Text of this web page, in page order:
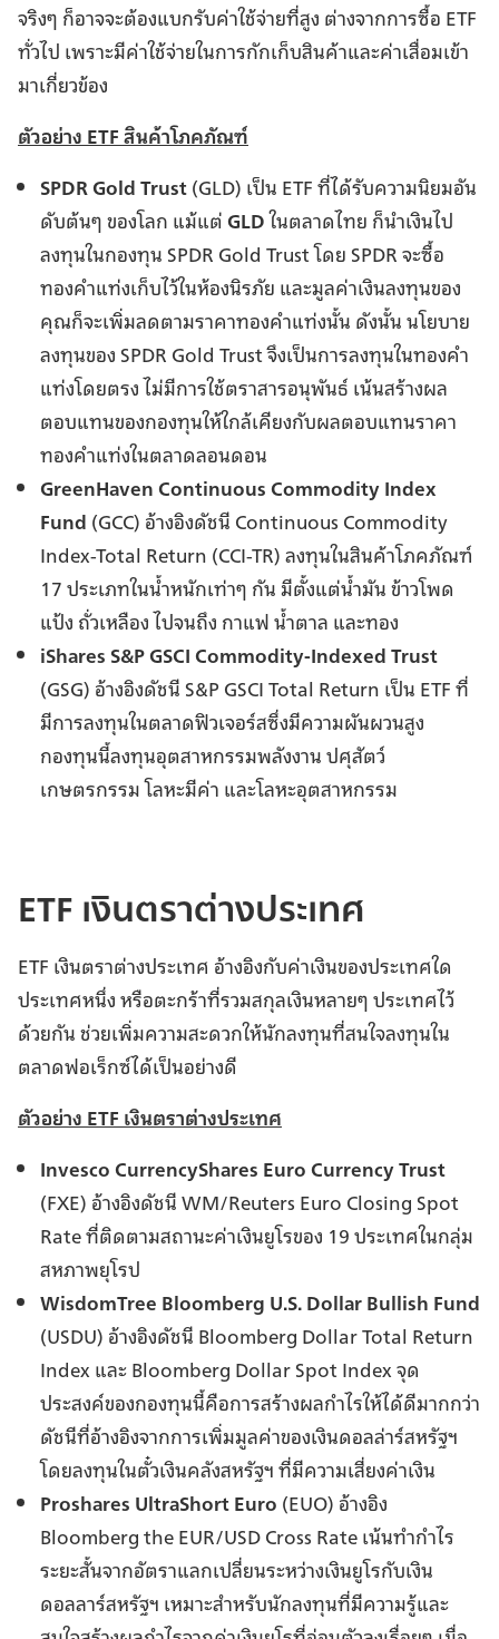
จริงๆ ก็อาจจะต้องแบกรับค่าใช้จ่ายที่สูง ต่างจากการซื้อ ETF
ทั่วไป เพราะมีค่าใช้จ่ายในการกักเก็บสินค้าและค่าเสื่อมเข้า
มาเกี่ยวข้อง
ตัวอย่าง ETF สินค้าโภคภัณฑ์
SPDR Gold Trust(GLD) เป็น ETF ที่ได้รับความนิยมอัน
ดับต้นๆ ของโลก แม้แต่GLDในตลาดไทย ก็นำเงินไป
ลงทุนในกองทุน SPDR Gold Trust โดย SPDR จะซื้อ
ทองคำแท่งเก็บไว้ในห้องนิรภัย และมูลค่าเงินลงทุนของ
คุณก็จะเพิ่มลดตามราคาทองคำแท่งนั้น ดังนั้น นโยบาย
ลงทุนของ SPDR Gold Trust จึงเป็นการลงทุนในทองคำ
แท่งโดยตรง ไม่มีการใช้ตราสารอนุพันธ์ เน้นสร้างผล
ตอบแทนของกองทุนให้ใกล้เคียงกับผลตอบแทนราคา
ทองคำแท่งในตลาดลอนดอน
GreenHaven Continuous Commodity Index
Fund (GCC) อ้างอิงดัชนี Continuous Commodity
Index-Total Return (CCI-TR) ลงทุนในสินค้าโภคภัณฑ์
17 ประเภทในน้ำหนักเท่าๆ กัน มีตั้งแต่น้ำมัน ข้าวโพด
แป้ง ถั่วเหลือง ไปจนถึง กาแฟ น้ำตาล และทอง
iShares S&P GSCI Commodity-Indexed Trust
(GSG) อ้างอิงดัชนี S&P GSCI Total Return เป็น ETF ที่
มีการลงทุนในตลาดฟิวเจอร์สซึ่งมีความผันผวนสูง
กองทุนนี้ลงทุนอุตสาหกรรมพลังงาน ปศุสัตว์
เกษตรกรรม โลหะมีค่า และโลหะอุตสาหกรรม
ETF เงินตราต่างประเทศ
ETF เงินตราต่างประเทศ อ้างอิงกับค่าเงินของประเทศใด
ประเทศหนึ่ง หรือตะกร้าที่รวมสกุลเงินหลายๆ ประเทศไว้
ด้วยกัน ช่วยเพิ่มความสะดวกให้นักลงทุนที่สนใจลงทุนใน
ตลาดฟอเร็กซ์ได้เป็นอย่างดี
ตัวอย่าง ETF เงินตราต่างประเทศ
Invesco CurrencyShares Euro Currency Trust
(FXE) อ้างอิงดัชนี WM/Reuters Euro Closing Spot
Rate ที่ติดตามสถานะค่าเงินยูโรของ 19 ประเทศในกลุ่ม
สหภาพยุโรป
WisdomTree Bloomberg U.S. Dollar Bullish Fund
(USDU) อ้างอิงดัชนี Bloomberg Dollar Total Return
Index และ Bloomberg Dollar Spot Index จุด
ประสงค์ของกองทุนนี้คือการสร้างผลกำไรให้ได้ดีมากกว่า
ดัชนีที่อ้างอิงจากการเพิ่มมูลค่าของเงินดอลล่าร์สหรัฐฯ
โดยลงทุนในตั๋วเงินคลังสหรัฐฯ ที่มีความเสี่ยงค่าเงิน
Proshares UltraShort Euro (EUO) อ้างอิง
Bloomberg the EUR/USD Cross Rate เน้นทำกำไร
ระยะสั้นจากอัตราแลกเปลี่ยนระหว่างเงินยูโรกับเงิน
ดอลลาร์สหรัฐฯ เหมาะสำหรับนักลงทุนที่มีความรู้และ